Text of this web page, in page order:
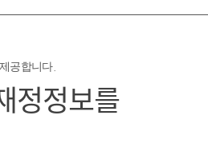
공합니다.
정정보를